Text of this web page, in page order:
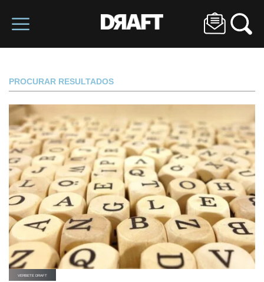
PROCURAR RESULTADOS
VERBETE DRAFT